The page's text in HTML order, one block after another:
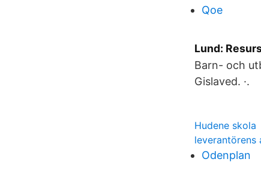
Qoe
Lund:
Barn- och
Gislaved. ·.
Hudene skola
leverantörens
Odenplan